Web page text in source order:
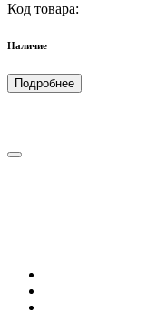
Код товара:
Наличие
Подробнее